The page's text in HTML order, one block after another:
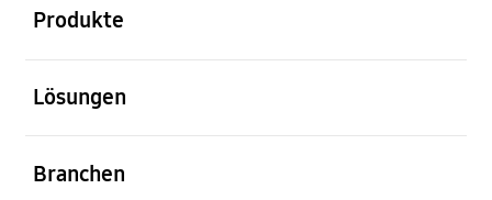
Produkte
Lösungen
Branchen